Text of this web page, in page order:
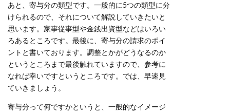
あと、寄与分の類型です。一般的に5つの類型に分
けられるので、それについて解説していきたいと
思います。家事従事型や金銭出資型などはいろい
ろあるところです。最後に、寄与分の請求のポイ
ントと書いております。調整とかがどうなるのか
というところまで最後触れていますので、参考に
なれば幸いですというところです。では、早速見
ていきましょう。
寄与分って何ですかというと、一般的なイメージ